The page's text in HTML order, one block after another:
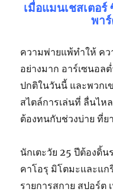
เมื่อแมนเชสเตอ
พา
ความพ่ายแพ้ทำให้ คว
อย่างมาก อาร์เซนอล
ปกติในวันนี้ และพวกเ
สไตล์การเล่นที่ ลื่นไห
ต้องทนกับช่วงบ่าย ที่ย
นักเตะวัย 25 ปีต้องดิ้
คาโอรุ มิโตมะและแก
รายการสกาย สปอร์ต